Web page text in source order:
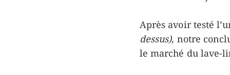
Après avoir testé
dessus), notre
le marché du lave-